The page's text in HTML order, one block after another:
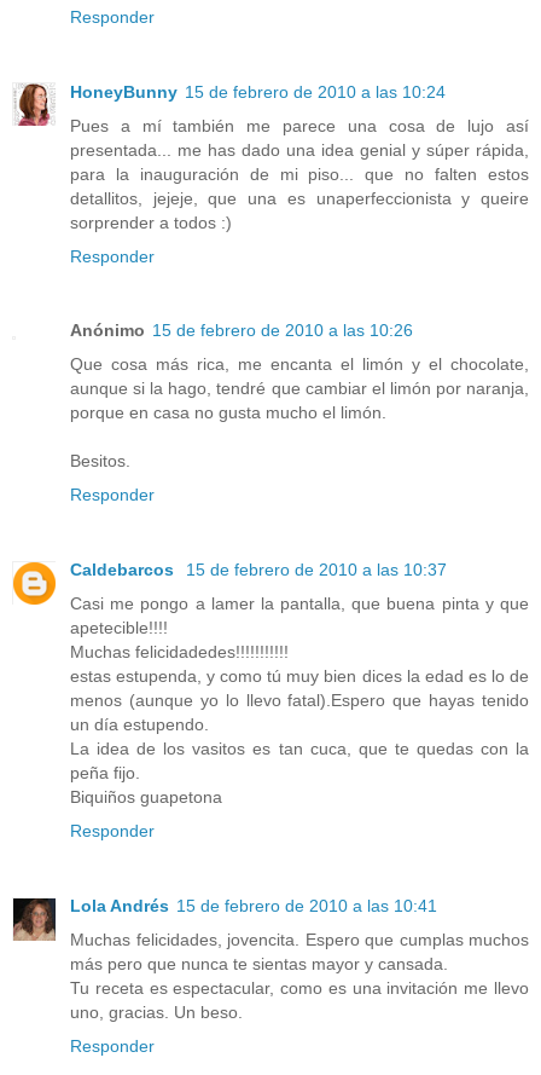
Responder
HoneyBunny 15 de febrero de 2010 a las 10:24
Pues a mí también me parece una cosa de lujo así
presentada... me has dado una idea genial y súper rápida,
para la inauguración de mi piso... que no falten estos
detallitos, jejeje, que una es unaperfeccionista y queire
sorprender a todos :)
Responder
Anónimo 15 de febrero de 2010 a las 10:26
Que cosa más rica, me encanta el limón y el chocolate,
aunque si la hago, tendré que cambiar el limón por naranja,
porque en casa no gusta mucho el limón.
Besitos.
Responder
Caldebarcos
15 de febrero de 2010 a las 10:37
Casi me pongo a lamer la pantalla, que buena pinta y que
apetecible!!!!
Muchas felicidadedes!!!!!!!!!!!
estas estupenda, y como tú muy bien dices la edad es lo de
menos (aunque yo lo llevo fatal).Espero que hayas tenido
un día estupendo.
La idea de los vasitos es tan cuca, que te quedas con la
peña fijo.
Biquiños guapetona
Responder
Lola Andrés 15 de febrero de 2010 a las 10:41
Muchas felicidades, jovencita. Espero que cumplas muchos
más pero que nunca te sientas mayor y cansada.
Tu receta es espectacular, como es una invitación me llevo
uno, gracias. Un beso.
Responder